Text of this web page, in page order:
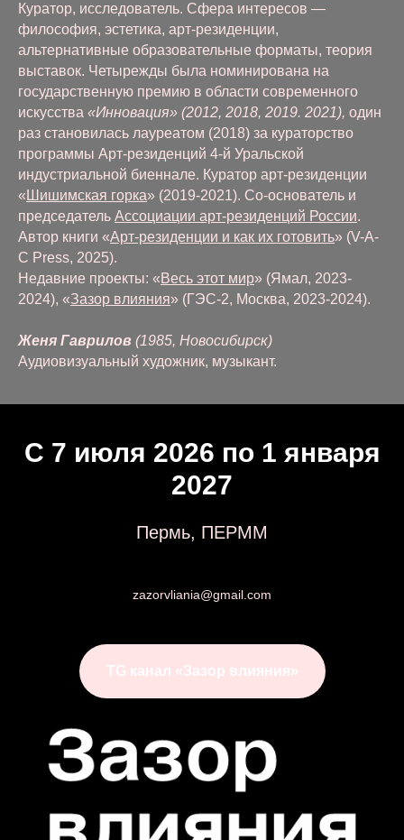
Куратор, исследователь. Сфера интересов —
философия, эстетика, арт-резиденции,
альтернативные образовательные форматы, теория
выставок. Четырежды была номинирована на
государственную премию в области современного
искусства «Инновация» (2012, 2018, 2019. 2021), один
раз становилась лауреатом (2018) за кураторство
программы Арт-резиденций 4-й Уральской
индустриальной биеннале. Куратор арт-резиденции
« Шишимская горка» (2019-2021). Со-основатель и
председатель Ассоциации арт-резиденций России.
Автор книги «Арт-резиденции и как их готовить» (V-A-
C Press, 2025).
Недавние проекты: «Весь этот мир» (Ямал, 2023-
2024), «Зазор влияния» (ГЭС-2, Москва, 2023-2024).
Женя Гаврилов (1985, Новосибирск)
Аудиовизуальный художник, музыкант.
С 7 июля 2026 по 1 января
2027
Пермь, ПЕРММ
zazorvliania@gmail.com
TG канал «Зазор влияния»